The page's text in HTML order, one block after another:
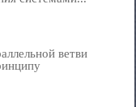
ветви